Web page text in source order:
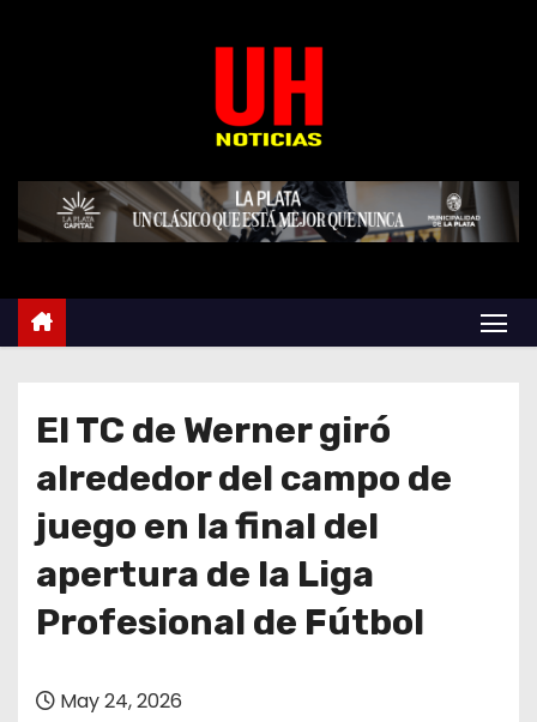
e
El TC de Werner giró
alrededor del campo de
juego en la final del
apertura de la Liga
Profesional de Fútbol
May 24, 2026